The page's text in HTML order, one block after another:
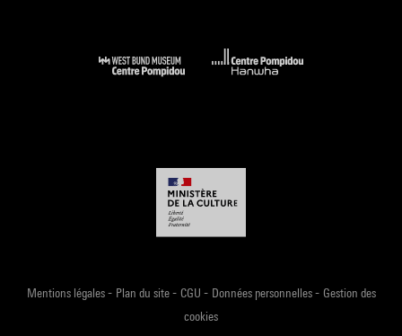
Mentions légales- Plan du site- CGU - Données personnelles- Gestion des
cookies